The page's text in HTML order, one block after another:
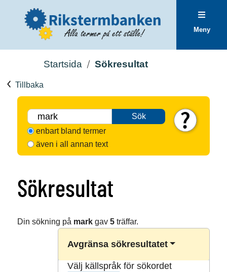
Meny
Startsida Sökresultat
Tillbaka
Sök
enbart bland termer
även i all annan text
Sökresultat
Din sökning på markgav 5träffar.
Avgränsa sökresultatet
Välj källspråk för sökordet